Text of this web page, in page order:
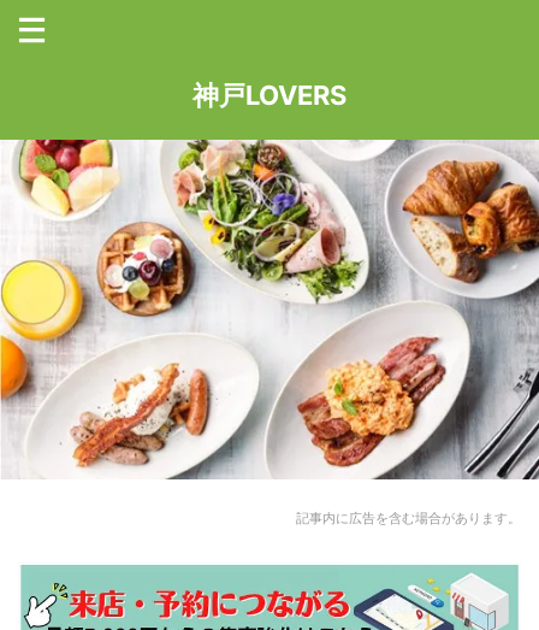
神戸LOVERS
記事内に広告を含む場合があります。